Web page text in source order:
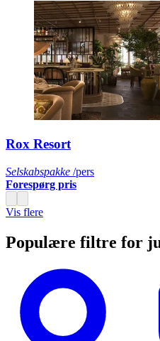
Rox Resort
Selskabspakke /pers
Forespørg pris
Vis flere
Populære filtre for